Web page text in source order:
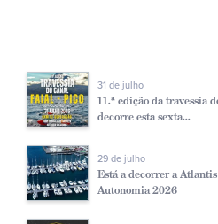
31 de julho
11.ª edição da travessia
decorre esta sexta...
29 de julho
Está a decorrer a
Autonomia 2026